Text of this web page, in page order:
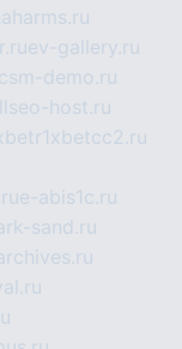
ev-gallery.ru
csm-demo.ru
host.ru
e-abis1c.ru
sand.ru